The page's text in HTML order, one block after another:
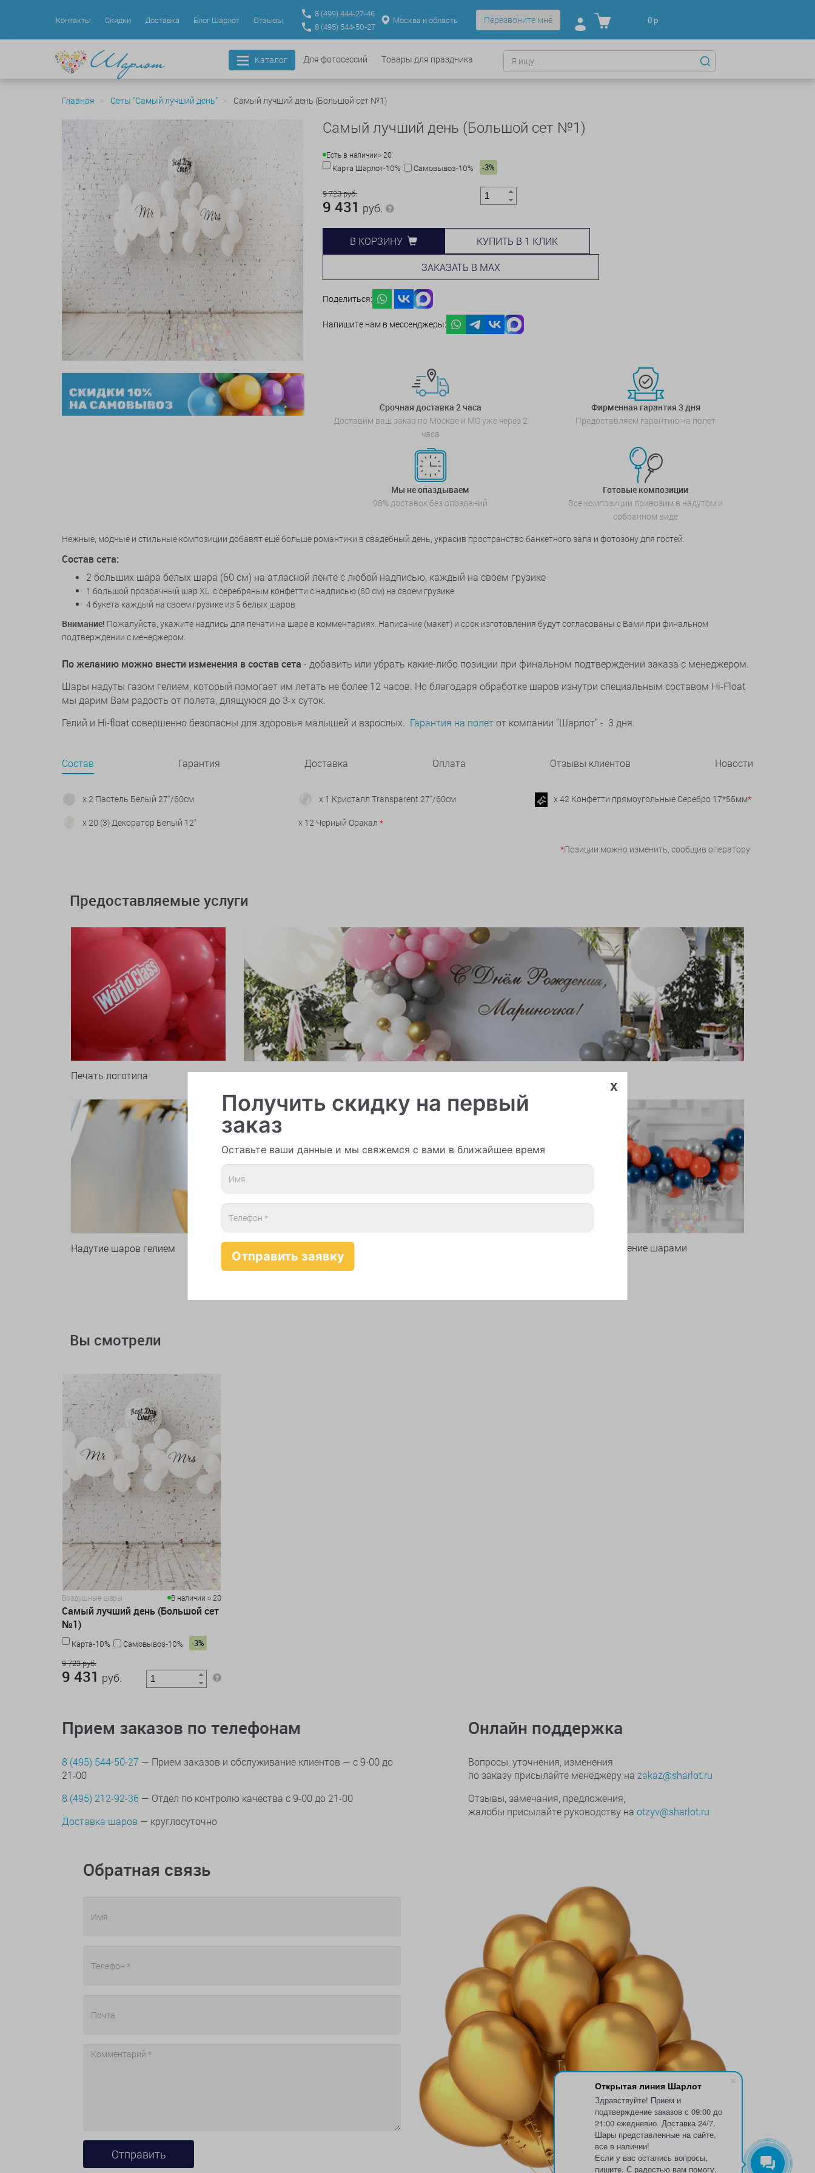
Открытая линия Шарлот
Здравствуйте! Прием и
подтверждение заказов с 09:00 до
21:00 ежедневно. Доставка 24/7.
Шары представленные на сайте,
все в наличии!
Если у вас остались вопросы,
пишите. С радостью вам помогу.
Контакты Скидки Доставка Блог Шарлот Отзывы
8 (499) 444-27-46
8 (495) 544-50-27
Москва и область Перезвоните мне 0р
Каталог Для фотосессий Товары для праздника
Главная Сеты "Самый лучший день" Самый лучший день (Большой сет №1)
Самый лучший день (Большой сет №1)
Есть в наличии> 20
Карта Шарлот-10% Самовывоз-10% -3%
9 723 руб.
9 431 руб.
В КОРЗИНУ КУПИТЬ В 1 КЛИК
ЗАКАЗАТЬ В MAX
Поделиться:
Напишите нам в мессенджеры:
Срочная доставка 2 часа
Доставим ваш заказ по Москве и МО уже через 2
часа
Фирменная гарантия 3 дня
Предоставляем гарантию на полет
Мы не опаздываем
98% доставок без опозданий
Готовые композиции
Все композиции привозим в надутом и
собранном виде
Нежные, модные и стильные композиции добавят ещё больше романтики в свадебный день, украсив пространство банкетного зала и фотозону для гостей.
Состав сета:
2 больших шара белых шара (60 см) на атласной ленте с любой надписью, каждый на своем грузике
1 большой прозрачный шар XL с серебряным конфетти с надписью (60 см) на своем грузике
4 букета каждый на своем грузике из 5 белых шаров
Внимание! Пожалуйста, укажите надпись для печати на шаре в комментариях. Написание (макет) и срок изготовления будут согласованы с Вами при финальном
подтверждении с менеджером.
По желанию можно внести изменения в состав сета - добавить или убрать какие-либо позиции при финальном подтверждении заказа с менеджером.
Шары надуты газом гелием, который помогает им летать не более 12 часов. Но благодаря обработке шаров изнутри специальным составом Hi-Float
мы дарим Вам радость от полета, длящуюся до 3-х суток.
Гелий и Hi-float совершенно безопасны для здоровья малышей и взрослых. Гарантия на полетот компании "Шарлот" - 3 дня.
Состав Гарантия Доставка Оплата Отзывы клиентов Новости
x 2 Пастель Белый 27"/60см x 1 Кристалл Transparent 27"/60см x 42 Конфетти прямоугольные Серебро 17*55мм*
x 20 (3) Декоратор Белый 12" x 12 Черный Оракал *
*Позиции можно изменить, сообщив оператору
Предоставляемые услуги
Печать логотипа Арки и гирлянды из шаров
Надутие шаров гелием Оформление шарами
Вы смотрели
Воздушные шары В наличии > 20
Самый лучший день (Большой сет
№1)
Карта-10% Самовывоз-10%
-3%
9 723 руб.
9 431 руб.
Прием заказов по телефонам
8 (495) 544-50-27 — Прием заказов и обслуживание клиентов — с 9-00 до
21-00
8 (495) 212-92-36 — Отдел по контролю качества с 9-00 до 21-00
Доставка шаров — круглосуточно
Онлайн поддержка
Вопросы, уточнения, изменения
по заказу присылайте менеджеру на zakaz@sharlot.ru
Отзывы, замечания, предложения,
жалобы присылайте руководству на otzyv@sharlot.ru
Обратная связь
x
Получить скидку на первый
заказ
Оставьте ваши данные и мы свяжемся с вами в ближайшее время